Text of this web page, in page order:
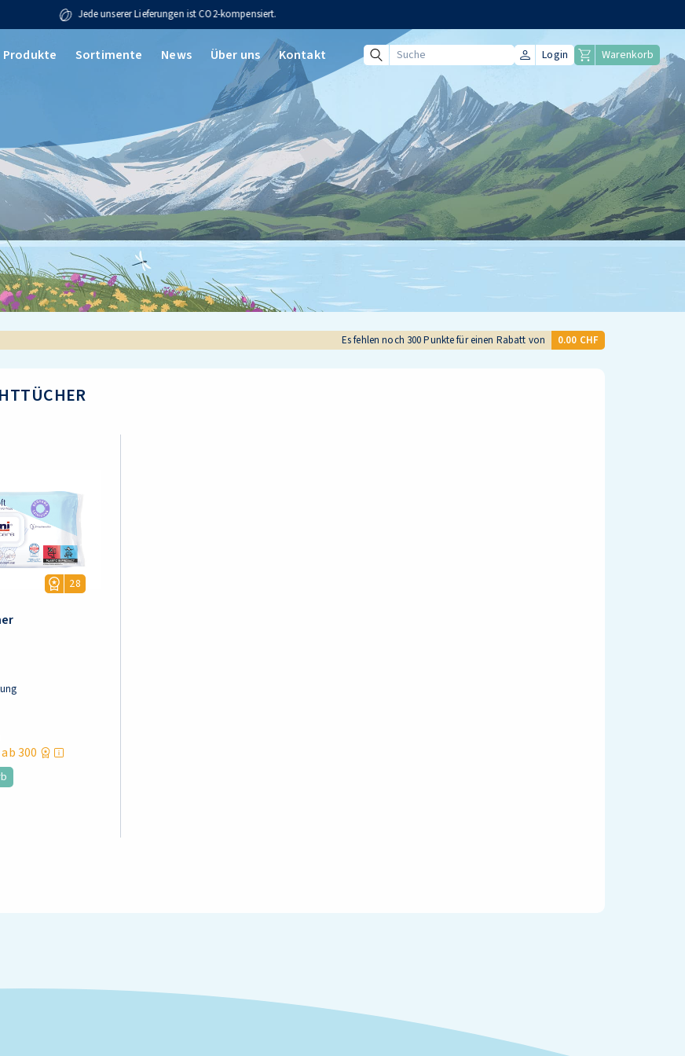
Jede unserer Lieferungen ist CO2-kompensiert.
Suche Login Warenkorb
Produkte Sortimente News Über uns Kontakt
Es fehlen noch 300Punkte für einen Rabatt von 0.00 CHF
28
ab 300